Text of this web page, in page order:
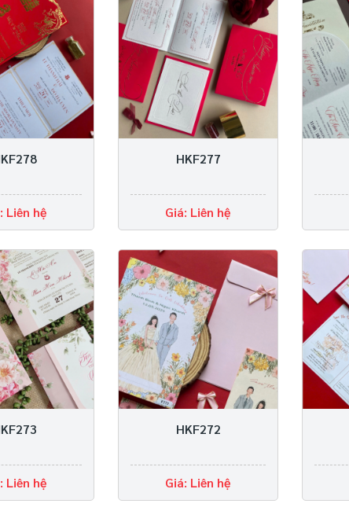
Liên hệ
HKF277
Giá: Liên hệ
Liên hệ
HKF272
Giá: Liên hệ